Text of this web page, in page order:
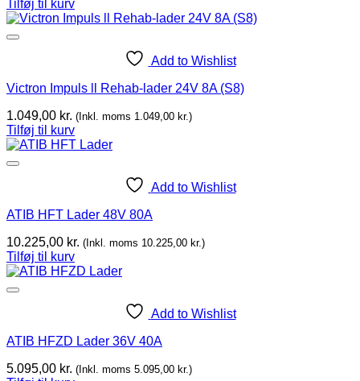
Tilføj til kurv
Add to Wishlist
Victron Impuls ll Rehab-lader 24V 8A (S8)
1.049,00 kr. (Inkl. moms 1.049,00 kr.)
Tilføj til kurv
Add to Wishlist
ATIB HFT Lader 48V 80A
10.225,00 kr. (Inkl. moms 10.225,00 kr.)
Tilføj til kurv
Add to Wishlist
ATIB HFZD Lader 36V 40A
5.095,00 kr. (Inkl. moms 5.095,00 kr.)